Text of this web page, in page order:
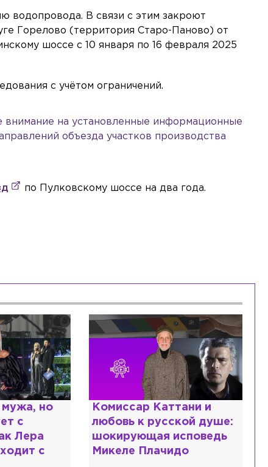
водопровода. В связи с этим закроют
Горелово (территория Старо-Паново) от
шоссе с 10 января по 16 февраля 2025
с учётом ограничений.
на установленные информационные
объезда участков производства
по Пулковскому шоссе на два года.
мужа, но
с
Лера
с
Комиссар Каттани и
любовь к русской душе:
шокирующая исповедь
Микеле Плачидо